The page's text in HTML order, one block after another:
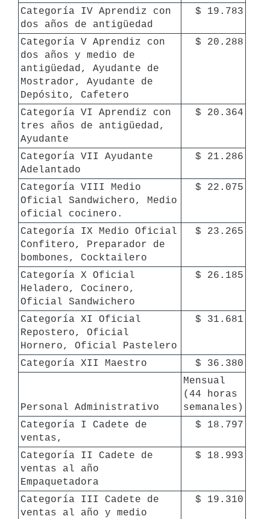
Categoría IV Aprendiz con
dos años de antigüedad
$ 19.783
Categoría V Aprendiz con
dos años y medio de
antigüedad, Ayudante de
Mostrador, Ayudante de
Depósito, Cafetero
$ 20.288
Categoría VI Aprendiz con
tres años de antigüedad,
Ayudante
$ 20.364
Categoría VII Ayudante
Adelantado
$ 21.286
Categoría VIII Medio
Oficial Sandwichero, Medio
oficial cocinero.
$ 22.075
Categoría IX Medio Oficial
Confitero, Preparador de
bombones, Cocktailero
$ 23.265
Categoría X Oficial
Heladero, Cocinero,
Oficial Sandwichero
$ 26.185
Categoría XI Oficial
Repostero, Oficial
Hornero, Oficial Pastelero
$ 31.681
Categoría XII Maestro $ 36.380
Personal Administrativo
Mensual
(44 horas
semanales)
Categoría I Cadete de
ventas,
$ 18.797
Categoría II Cadete de
ventas al año
Empaquetadora
$ 18.993
Categoría III Cadete de
ventas al año y medio
$ 19.310